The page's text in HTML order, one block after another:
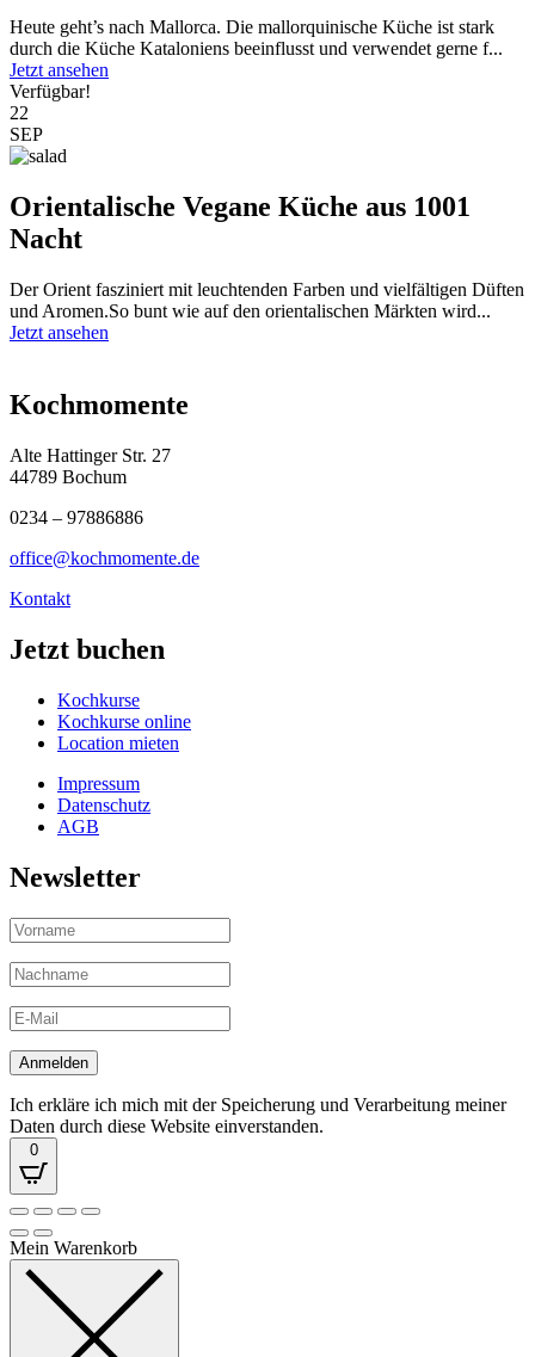
Heute geht’s nach Mallorca. Die mallorquinische Küche ist stark
durch die Küche Kataloniens beeinflusst und verwendet gerne f...
Jetzt ansehen
Verfügbar!
22
SEP
Orientalische Vegane Küche aus 1001
Nacht
Der Orient fasziniert mit leuchtenden Farben und vielfältigen Düften
und Aromen.So bunt wie auf den orientalischen Märkten wird...
Jetzt ansehen
Kochmomente
Alte Hattinger Str. 27
44789 Bochum
0234 – 97886886
office@kochmomente.de
Kontakt
Jetzt buchen
Kochkurse
Kochkurse online
Location mieten
Impressum
Datenschutz
AGB
Newsletter
Ich erkläre ich mich mit der Speicherung und Verarbeitung meiner
Daten durch diese Website einverstanden.
0
Mein Warenkorb